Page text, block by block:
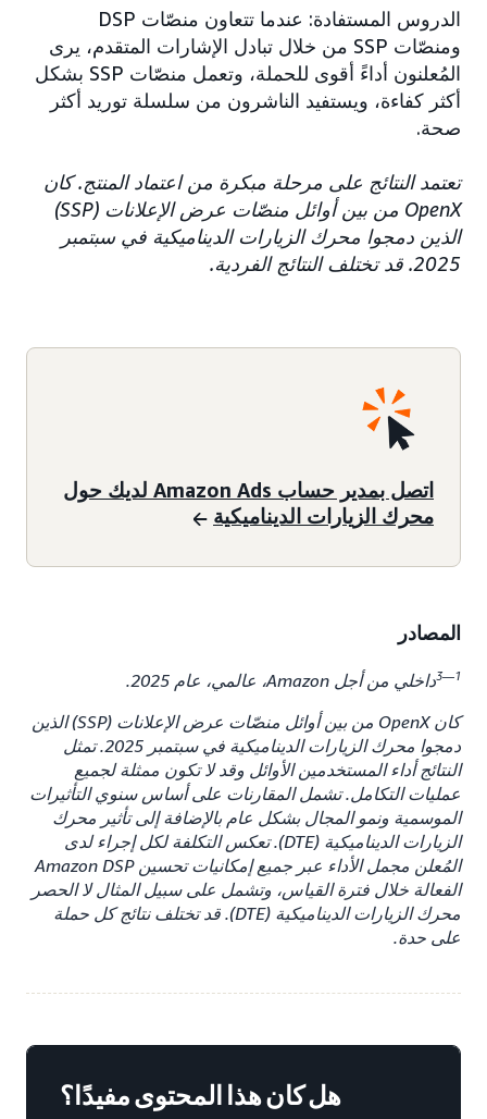
الدروس المستفادة: عندما تتعاون منصّات DSP
ومنصّات SSP من خلال تبادل الإشارات المتقدم، يرى
المُعلنون أداءً أقوى للحملة، وتعمل منصّات SSP بشكل
أكثر كفاءة، ويستفيد الناشرون من سلسلة توريد أكثر
صحة.
تعتمد النتائج على مرحلة مبكرة من اعتماد المنتج. كان
OpenX من بين أوائل منصّات عرض الإعلانات (SSP)
الذين دمجوا محرك الزيارات الديناميكية في سبتمبر
2025. قد تختلف النتائج الفردية.
اتصل بمدير حساب Amazon Ads لديك حول
محرك الزيارات الديناميكية
المصادر
1—3
داخلي من أجل Amazon، عالمي، عام 2025.
كان OpenX من بين أوائل منصّات عرض الإعلانات (SSP) الذين
دمجوا محرك الزيارات الديناميكية في سبتمبر 2025. تمثل
النتائج أداء المستخدمين الأوائل وقد لا تكون ممثلة لجميع
عمليات التكامل. تشمل المقارنات على أساس سنوي التأثيرات
الموسمية ونمو المجال بشكل عام بالإضافة إلى تأثير محرك
الزيارات الديناميكية (DTE). تعكس التكلفة لكل إجراء لدى
المُعلن مجمل الأداء عبر جميع إمكانيات تحسين Amazon DSP
الفعالة خلال فترة القياس، وتشمل على سبيل المثال لا الحصر
محرك الزيارات الديناميكية (DTE). قد تختلف نتائج كل حملة
على حدة.
هل كان هذا المحتوى مفيدًا؟